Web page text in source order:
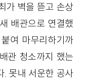
가 벽을 뜯고 손상
배관으로 연결했
여 마무리하기까
관 청소까지 했는
. 못내 서운한 공사